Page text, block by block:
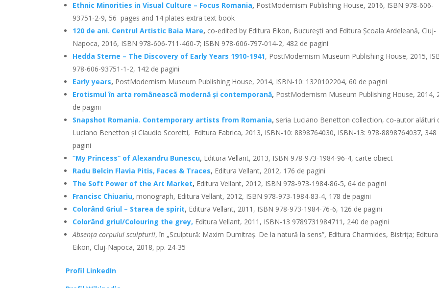
Ethnic Minorities in Visual Culture – Focus Romania, PostModernism Publishing House, 2016, ISBN 978-606-
93751-2-9, 56 pages and 14 plates extra text book
120 de ani. Centrul Artistic Baia Mare, co-edited by Editura Eikon, Bucureşti and Editura Școala Ardeleană, Cluj-
Napoca, 2016, ISBN 978-606-711-460-7; ISBN 978-606-797-014-2, 482 de pagini
Hedda Sterne – The Discovery of Early Years 1910-1941, PostModernism Museum Publishing House, 2015,
978-606-93751-1-2, 142 de pagini
Early years, PostModernism Museum Publishing House, 2014, ISBN-10: 1320102204, 60 de pagini
Erotismul în arta românească modernă și contemporană, PostModernism Museum Publishing House, 2014,
de pagini
Snapshot Romania. Contemporary artists from Romania, seria Luciano Benetton collection, co-autor alături
Luciano Benetton și Claudio Scoretti, Editura Fabrica, 2013, ISBN-10: 8898764030, ISBN-13: 978-8898764037, 348
pagini
“My Princess” of Alexandru Bunescu, Editura Vellant, 2013, ISBN 978-973-1984-96-4, carte obiect
Radu Belcin Flavia Pitis, Faces & Traces, Editura Vellant, 2012, 176 de pagini
The Soft Power of the Art Market, Editura Vellant, 2012, ISBN 978-973-1984-86-5, 64 de pagini
Francisc Chiuariu, monograph, Editura Vellant, 2012, ISBN 978-973-1984-83-4, 178 de pagini
Colorând Griul – Starea de spirit, Editura Vellant, 2011, ISBN 978-973-1984-76-6, 126 de pagini
Colorând griul/Colouring the grey, Editura Vellant, 2011, ISBN-13 9789731984711, 240 de pagini
Absența corpului sculpturii, în „Sculptură: Maxim Dumitraș. De la natură la sens”, Editura Charmides, Bistrița; Editura
Eikon, Cluj-Napoca, 2018, pp. 24-35
Profil LinkedIn